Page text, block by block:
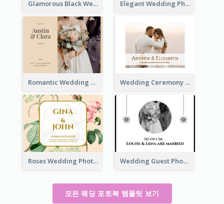
Glamorous Black Wedding Photo Book Elegant Wedding Photo Book
Romantic Wedding Anniversary Photo Book Wedding Ceremony Photo Book
Roses Wedding Photo Book Wedding Guest Photo Book
모든 웨딩 포토북 템플릿 보기